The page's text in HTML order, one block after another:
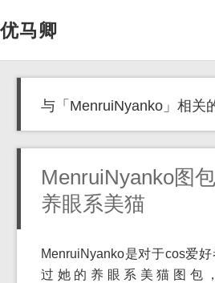
优马卿
与「MenruiNyanko」相关
MenruiNyanko图包
养眼系美猫
MenruiNyanko是对于cos爱
过她的养眼系美猫图包